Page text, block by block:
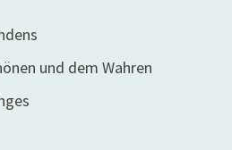
und dem Wahren